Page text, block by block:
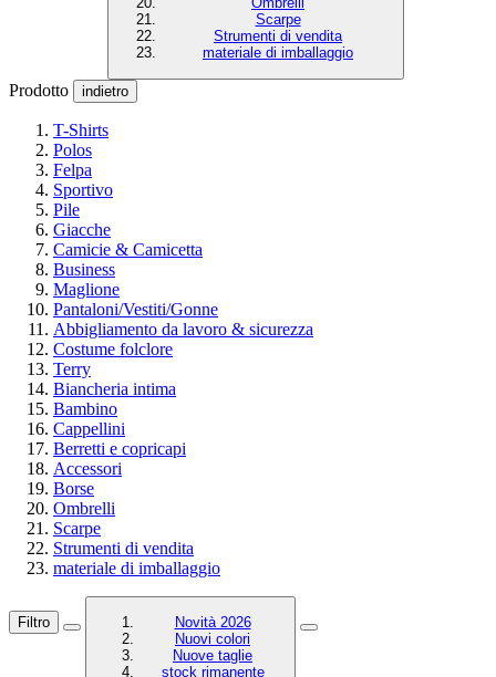
Scarpe
Strumenti di vendita
materiale di imballaggio
Prodotto indietro
T-Shirts
Polos
Felpa
Sportivo
Pile
Giacche
Camicie & Camicetta
Business
Maglione
Pantaloni/Vestiti/Gonne
Abbigliamento da lavoro & sicurezza
Costume folclore
Terry
Biancheria intima
Bambino
Cappellini
Berretti e copricapi
Accessori
Borse
Ombrelli
Scarpe
Strumenti di vendita
materiale di imballaggio
Filtro
Novità 2026
Nuovi colori
Nuove taglie
stock rimanente